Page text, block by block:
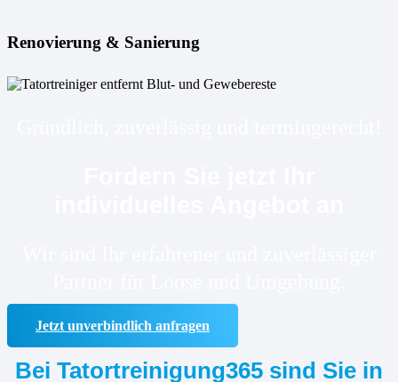
Renovierung & Sanierung
Jetzt unverbindlich anfragen
Bei Tatortreinigung365 sind Sie in